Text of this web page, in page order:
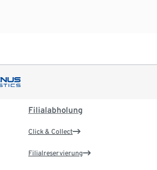
Filialabholung
Click & Collect
Filialreservierung